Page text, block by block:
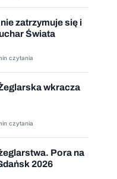
zatrzymuje się i
Świata
czytania
wkracza
czytania
Pora na
2026